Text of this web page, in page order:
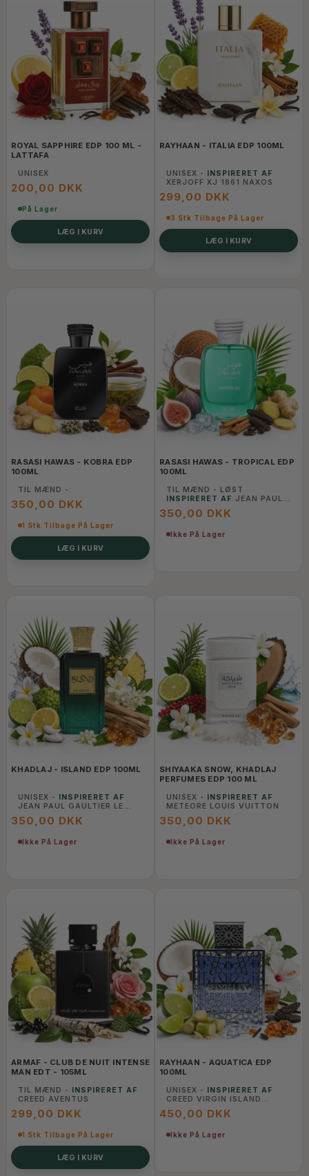
ROYAL SAPPHIRE EDP 100 ML -
LATTAFA
UNISEX
200,00 DKK
På Lager
LÆG I KURV
RAYHAAN - ITALIA EDP 100ML
UNISEX - INSPIRERET AF
XERJOFF XJ 1861 NAXOS
299,00 DKK
3 Stk Tilbage På Lager
LÆG I KURV
RASASI HAWAS - KOBRA EDP
100ML
TIL MÆND -
350,00 DKK
1 Stk Tilbage På Lager
LÆG I KURV
RASASI HAWAS - TROPICAL EDP
100ML
TIL MÆND - LØST
INSPIRERET AF JEAN PAUL
GAULTIER LE BEAU
PARADISE GARDEN
350,00 DKK
Ikke På Lager
KHADLAJ - ISLAND EDP 100ML
UNISEX - INSPIRERET AF
JEAN PAUL GAULTIER LE
BEAU
350,00 DKK
Ikke På Lager
SHIYAAKA SNOW, KHADLAJ
PERFUMES EDP 100 ML
UNISEX - INSPIRERET AF
METEORE LOUIS VUITTON
350,00 DKK
Ikke På Lager
ARMAF - CLUB DE NUIT INTENSE
MAN EDT - 105ML
TIL MÆND - INSPIRERET AF
CREED AVENTUS
299,00 DKK
1 Stk Tilbage På Lager
LÆG I KURV
RAYHAAN - AQUATICA EDP
100ML
UNISEX - INSPIRERET AF
CREED VIRGIN ISLAND
WATER
450,00 DKK
Ikke På Lager